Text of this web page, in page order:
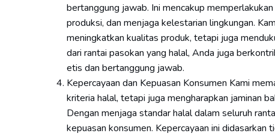
bertanggung jawab. Ini mencakup
produksi, dan menjaga kelestarian lingkungan.
meningkatkan kualitas produk, tetapi juga
dari rantai pasokan yang halal, Anda juga
etis dan bertanggung jawab.
Kepercayaan dan Kepuasan Konsumen Kami
kriteria halal, tetapi juga mengharapkan jaminan
Dengan menjaga standar halal dalam seluruh
kepuasan konsumen. Kepercayaan ini